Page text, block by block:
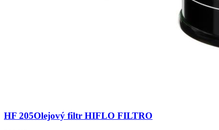
HF 205Olejový filtr HIFLO FILTRO